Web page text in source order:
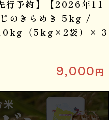
行予約】【2026年11
じのきらめき 5kg /
（5kg×2袋）× 3
9,000円